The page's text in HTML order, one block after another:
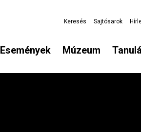
Keresés Sajtósarok
Események Múzeum